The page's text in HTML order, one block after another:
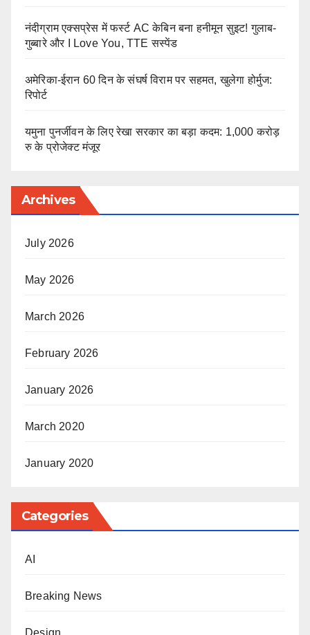
नंदीग्राम एक्सप्रेस में फर्स्ट AC केबिन बना हनीमून सुइट! गुलाब-
गुब्बारे और I Love You, TTE सस्पेंड
अमेरिका-ईरान 60 दिन के संघर्ष विराम पर सहमत, खुलेगा होर्मुज:
रिपोर्ट
यमुना पुनर्जीवन के लिए रेखा सरकार का बड़ा कदम: 1,000 करोड़
रु के प्रोजेक्ट मंजूर
Archives
July 2026
May 2026
March 2026
February 2026
January 2026
March 2020
January 2020
Categories
AI
Breaking News
Design